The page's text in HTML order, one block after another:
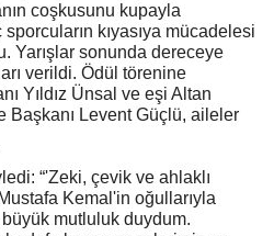
coşkusunu kupayla
kıyasıya mücadelesi
Yarışlar sonunda dereceye
verildi. Ödül törenine
Yıldız Ünsal ve eşi Altan
Başkanı Levent Güçlü, aileler
“'Zeki, çevik ve ahlaklı
Kemal'in oğullarıyla
mutluluk duydum.